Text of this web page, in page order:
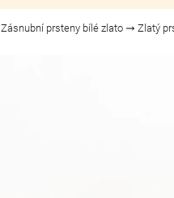
Zásnubní prsteny bílé zlato Zlatý